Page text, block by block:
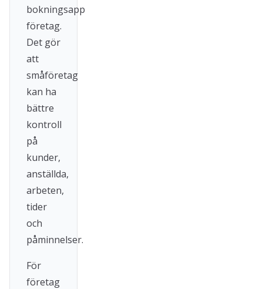
bokningsapp
företag.
Det gör
att
småföretag
kan ha
bättre
kontroll
på
kunder,
anställda,
arbeten,
tider
och
påminnelser.
För
företag